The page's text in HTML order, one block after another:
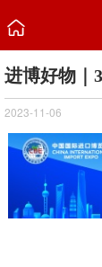

进博好物｜
2023-11-06